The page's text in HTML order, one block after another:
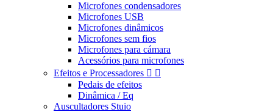
Microfones condensadores
Microfones USB
Microfones dinâmicos
Microfones sem fios
Microfones para cámara
Acessórios para microfones
Efeitos e Processadores  
Pedais de efeitos
Dinâmica / Eq
Auscultadores Stuio